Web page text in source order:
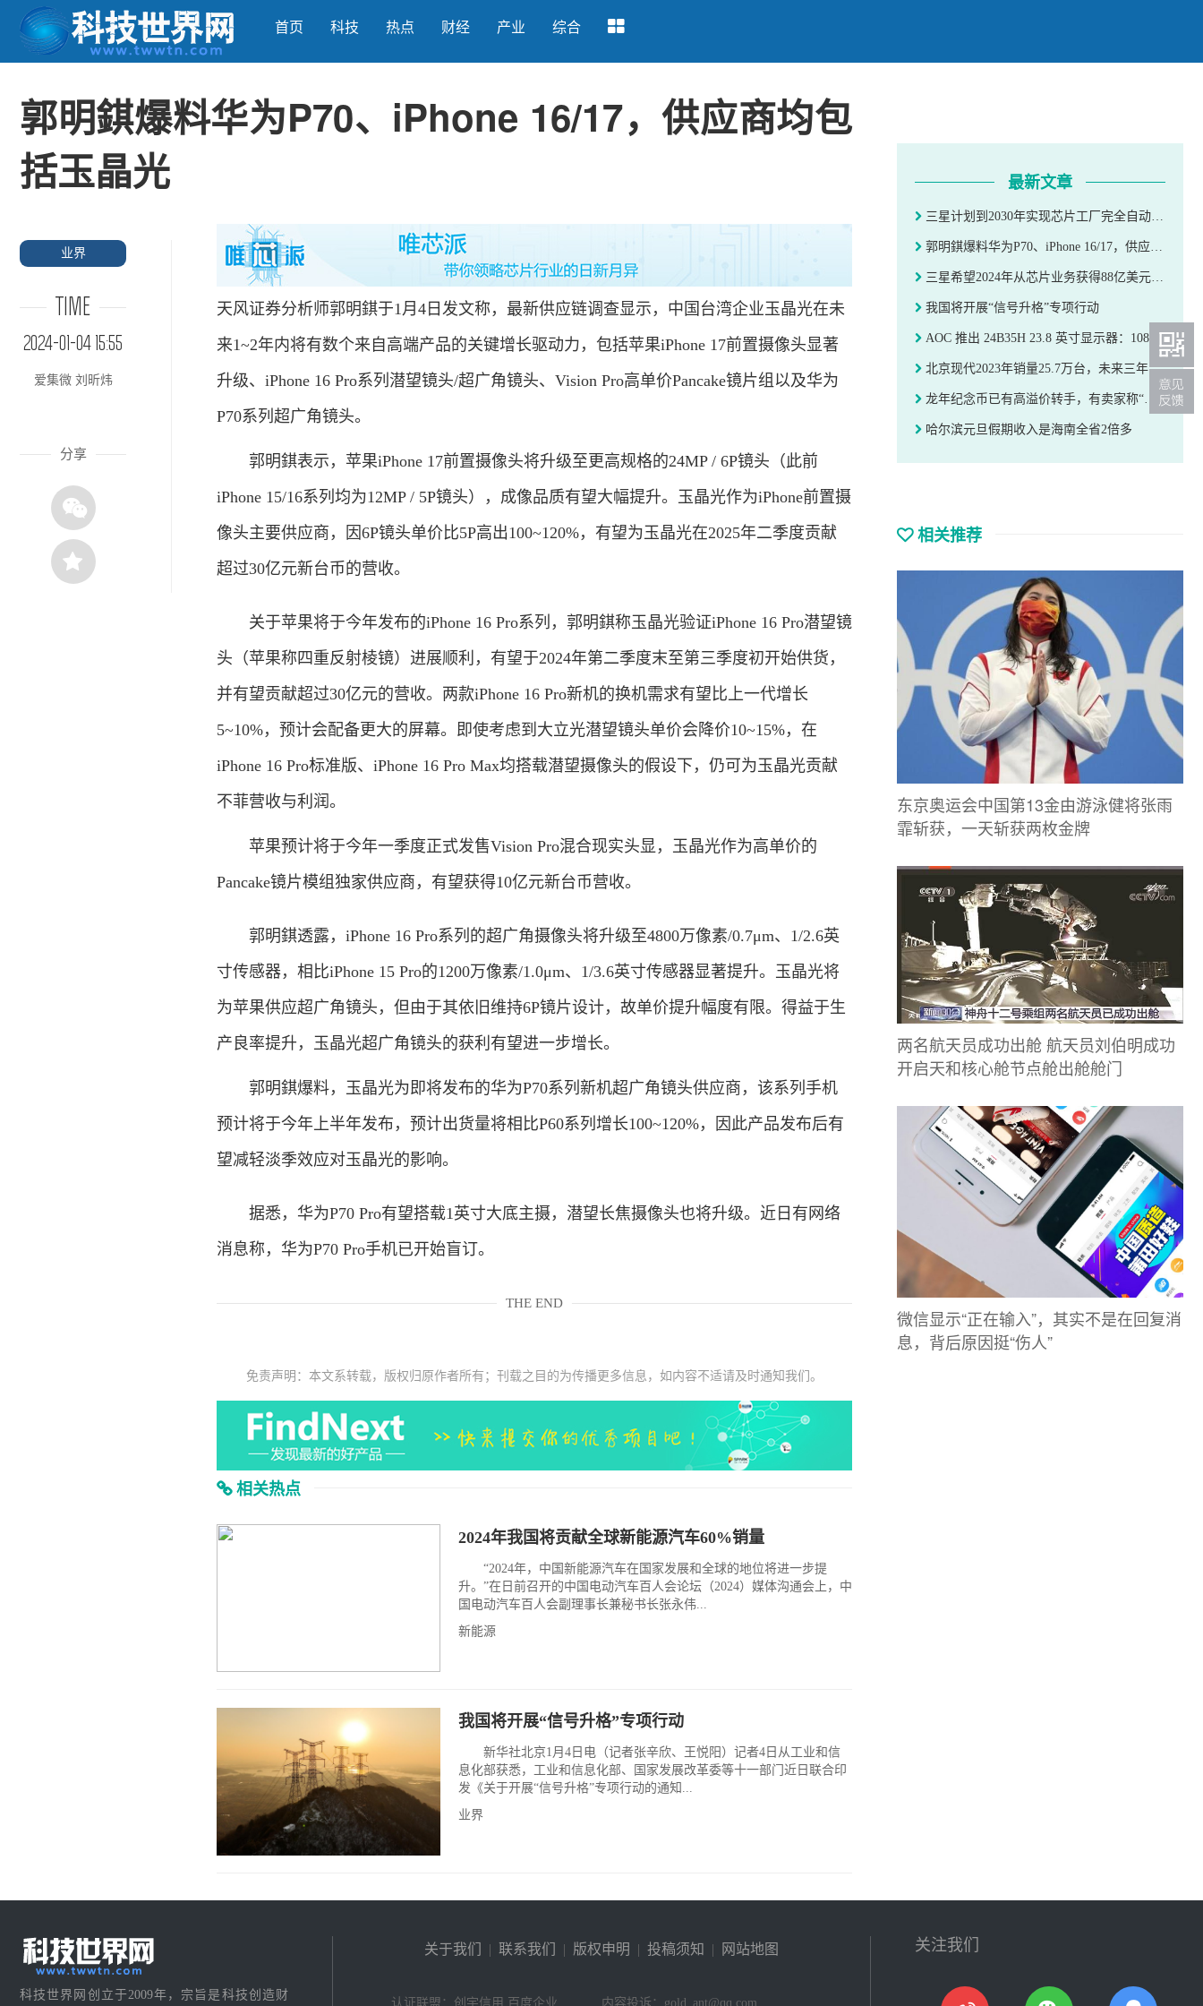
首页 科技 热点 财经 产业 综合
郭明錤爆料华为P70、iPhone 16/17，供应商均包
括玉晶光
业界
TIME
2024-01-04 15:55
爱集微 刘昕炜
分享
天风证券分析师郭明錤于1月4日发文称，最新供应链调查显示，中国台湾企业玉晶光在未
来1~2年内将有数个来自高端产品的关键增长驱动力，包括苹果iPhone 17前置摄像头显著
升级、iPhone 16 Pro系列潜望镜头/超广角镜头、Vision Pro高单价Pancake镜片组以及华为
P70系列超广角镜头。
郭明錤表示，苹果iPhone 17前置摄像头将升级至更高规格的24MP / 6P镜头（此前
iPhone 15/16系列均为12MP / 5P镜头），成像品质有望大幅提升。玉晶光作为iPhone前置摄
像头主要供应商，因6P镜头单价比5P高出100~120%，有望为玉晶光在2025年二季度贡献
超过30亿元新台币的营收。
关于苹果将于今年发布的iPhone 16 Pro系列，郭明錤称玉晶光验证iPhone 16 Pro潜望镜
头（苹果称四重反射棱镜）进展顺利，有望于2024年第二季度末至第三季度初开始供货，
并有望贡献超过30亿元的营收。两款iPhone 16 Pro新机的换机需求有望比上一代增长
5~10%，预计会配备更大的屏幕。即使考虑到大立光潜望镜头单价会降价10~15%，在
iPhone 16 Pro标准版、iPhone 16 Pro Max均搭载潜望摄像头的假设下，仍可为玉晶光贡献
不菲营收与利润。
苹果预计将于今年一季度正式发售Vision Pro混合现实头显，玉晶光作为高单价的
Pancake镜片模组独家供应商，有望获得10亿元新台币营收。
郭明錤透露，iPhone 16 Pro系列的超广角摄像头将升级至4800万像素/0.7μm、1/2.6英
寸传感器，相比iPhone 15 Pro的1200万像素/1.0μm、1/3.6英寸传感器显著提升。玉晶光将
为苹果供应超广角镜头，但由于其依旧维持6P镜片设计，故单价提升幅度有限。得益于生
产良率提升，玉晶光超广角镜头的获利有望进一步增长。
郭明錤爆料，玉晶光为即将发布的华为P70系列新机超广角镜头供应商，该系列手机
预计将于今年上半年发布，预计出货量将相比P60系列增长100~120%，因此产品发布后有
望减轻淡季效应对玉晶光的影响。
据悉，华为P70 Pro有望搭载1英寸大底主摄，潜望长焦摄像头也将升级。近日有网络
消息称，华为P70 Pro手机已开始盲订。
THE END
免责声明：本文系转载，版权归原作者所有；刊载之目的为传播更多信息，如内容不适请及时通知我们。
相关热点
2024年我国将贡献全球新能源汽车60%销量
“2024年，中国新能源汽车在国家发展和全球的地位将进一步提
升。”在日前召开的中国电动汽车百人会论坛（2024）媒体沟通会上，中
国电动汽车百人会副理事长兼秘书长张永伟...
新能源
我国将开展“信号升格”专项行动
新华社北京1月4日电（记者张辛欣、王悦阳）记者4日从工业和信
息化部获悉，工业和信息化部、国家发展改革委等十一部门近日联合印
发《关于开展“信号升格”专项行动的通知...
业界
最新文章
三星计划到2030年实现芯片工厂完全自动化，正开发本土自研智能传感器
郭明錤爆料华为P70、iPhone 16/17，供应商均包括玉晶光
三星希望2024年从芯片业务获得88亿美元利润
我国将开展“信号升格”专项行动
AOC 推出 24B35H 23.8 英寸显示器：1080P 100Hz，售 499 元
北京现代2023年销量25.7万台，未来三年将开发6款以上新能源车型
龙年纪念币已有高溢价转手，有卖家称“后续还会涨”
哈尔滨元旦假期收入是海南全省2倍多
相关推荐
东京奥运会中国第13金由游泳健将张雨
霏斩获，一天斩获两枚金牌
两名航天员成功出舱 航天员刘伯明成功
开启天和核心舱节点舱出舱舱门
微信显示“正在输入”，其实不是在回复消
息，背后原因挺“伤人”
科技世界网创立于2009年，宗旨是科技创造财
关于我们 | 联系我们 | 版权申明 | 投稿须知 | 网站地图
认证联盟：创宇信用 百度企业 内容投诉：gold_ant@qq.com
关注我们